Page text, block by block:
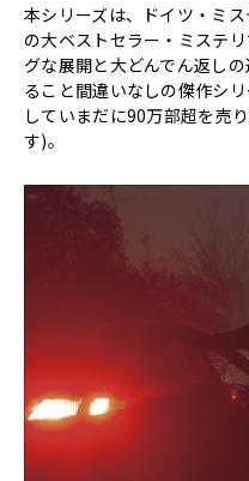
本シリーズは、ドイツ・ミ
の大ベストセラー・ミステ
グな展開と大どんでん返し
ること間違いなしの傑作シ
していまだに90万部超を売
す)。